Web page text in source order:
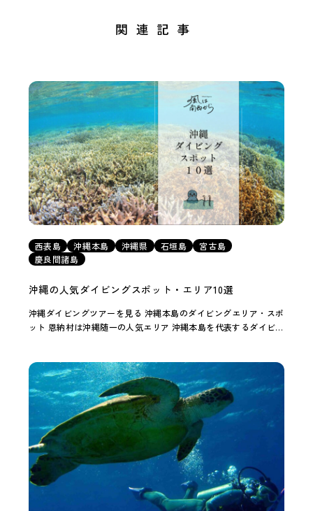
関連記事
西表島 沖縄本島 沖縄県 石垣島
宮古島
慶良間諸島
沖縄の人気ダイビングスポット・エリア10選
沖縄ダイビングツアーを見る 沖縄本島のダイビングエリア・スポ
ット 恩納村は沖縄随一の人気エリア 沖縄本島を代表するダイビン